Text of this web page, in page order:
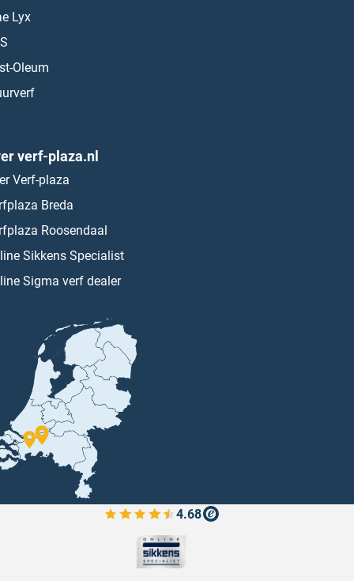
Lyx
Oleum
verf-plaza.nl
Verf-plaza
Breda
Roosendaal
Sikkens Specialist
Sigma verf dealer
4.68
Bekijk de verfplaza beoordelingen